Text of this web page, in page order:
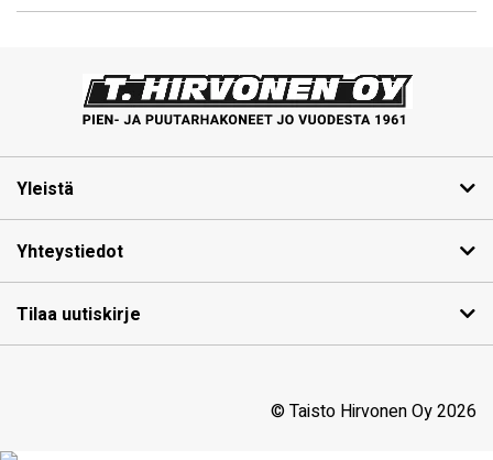
Yleistä
Yhteystiedot
Tilaa uutiskirje
© Taisto Hirvonen Oy 2026